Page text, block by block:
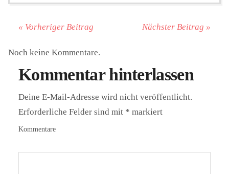
« Vorheriger Beitrag Nächster Beitrag »
Noch keine Kommentare.
Kommentar hinterlassen
Deine E-Mail-Adresse wird nicht veröffentlicht.
Erforderliche Felder sind mit * markiert
Kommentare